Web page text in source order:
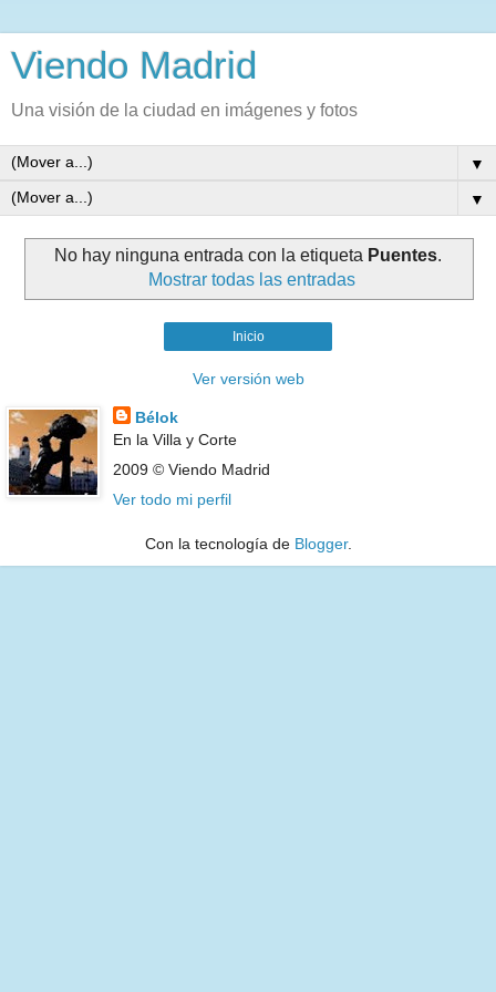
Viendo Madrid
Una visión de la ciudad en imágenes y fotos
▼
▼
No hay ninguna entrada con la etiqueta Puentes.
Mostrar todas las entradas
Inicio
Ver versión web
Bélok
En la Villa y Corte
2009 © Viendo Madrid
Ver todo mi perfil
Con la tecnología de Blogger.